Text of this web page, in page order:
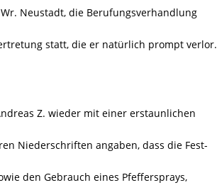
Neustadt, die Berufungsverhandlung
statt, die er natürlich prompt verlor.
Z. wieder mit einer erstaunlichen
Niederschriften angaben, dass die Fest-
den Gebrauch eines Pfeffersprays,